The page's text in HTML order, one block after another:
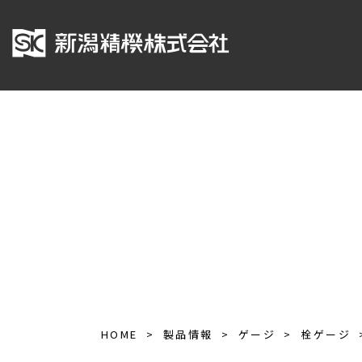
HOME 製品情報 ゲージ 栓ゲージ